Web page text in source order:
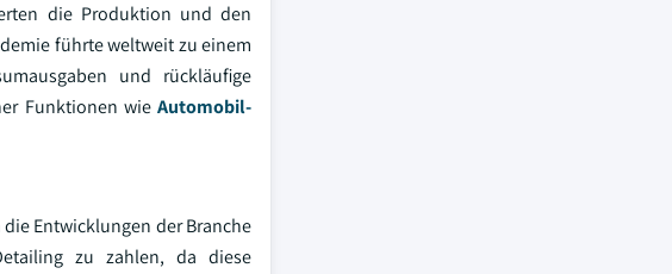
die Produktion und den
führte weltweit zu einem
und rückläufige
Funktionen wie Automobil-
Entwicklungen der Branche
zu zahlen, da diese